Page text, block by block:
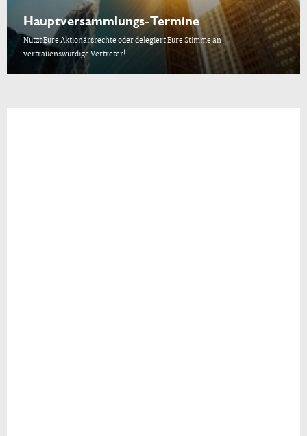
Hauptversammlungs-Termine
Nutzt Eure Aktionärsrechte oder delegiert Eure Stimme an
vertrauenswürdige Vertreter!